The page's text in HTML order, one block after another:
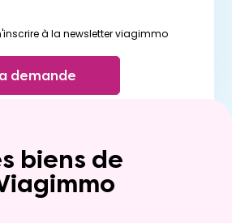
à la newsletter viagimmo
demande
biens de